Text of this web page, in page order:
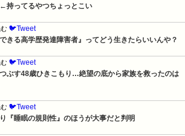
←持ってるやつちょっとこい
🐦Tweet
きる高学歴発達障害者』ってどう生きたらいいんや？
🐦Tweet
つぶす48歳ひきこもり…絶望の底から家族を救ったのは
🐦Tweet
『睡眠の規則性』のほうが大事だと判明